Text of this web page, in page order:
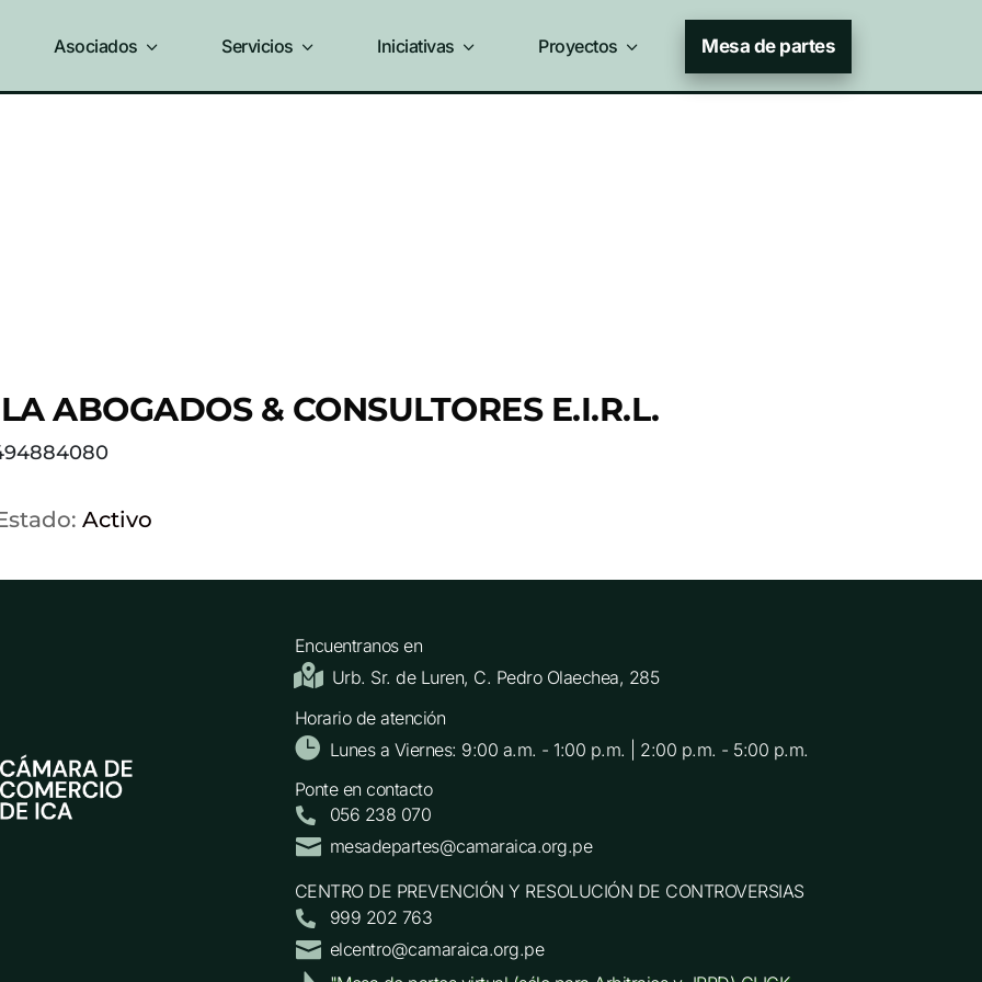
3
Asociados 3
Servicios 3
Iniciativas 3
Proyectos Mesa de partes
ABOGADOS & CONSULTORES E.I.R.L.
Activo
Encuentranos en
 Urb. Sr. de Luren, C. Pedro Olaechea, 285
Horario de atención
 Lunes a Viernes: 9:00 a.m. - 1:00 p.m. | 2:00 p.m. - 5:00 p.m.
Ponte en contacto
 056 238 070
 mesadepartes@camaraica.org.pe
CENTRO DE PREVENCIÓN Y RESOLUCIÓN DE CONTROVERSIAS
 999 202 763
 elcentro@camaraica.org.pe